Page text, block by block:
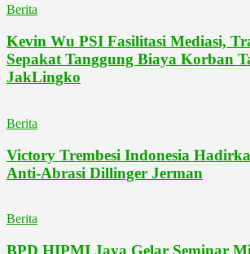
Berita
Kevin Wu PSI Fasilitasi Mediasi,
Sepakat Tanggung Biaya Korban
JakLingko
Berita
Victory Trembesi Indonesia
Anti-Abrasi Dillinger Jerman
Berita
BPD HIPMI Jaya Gelar Seminar